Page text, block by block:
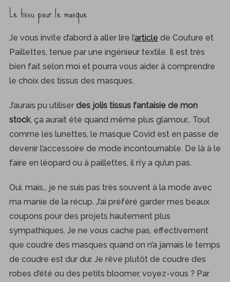
Le tissu pour le masque
Je vous invite d’abord à aller lire l’article de Couture et
Paillettes, tenue par une ingénieur textile. Il est très
bien fait selon moi et pourra vous aider à comprendre
le choix des tissus des masques.
J’aurais pu utiliser des jolis tissus fantaisie de mon
stock, ça aurait été quand même plus glamour… Tout
comme les lunettes, le masque Covid est en passe de
devenir l’accessoire de mode incontournable. De là à le
faire en léopard ou à paillettes, il n’y a qu’un pas.
Oui, mais… je ne suis pas très souvent à la mode avec
ma manie de la récup. J’ai préféré garder mes beaux
coupons pour des projets hautement plus
sympathiques. Je ne vous cache pas, effectivement
que coudre des masques quand on n’a jamais le temps
de coudre est dur dur. Je rêve plutôt de coudre des
robes d’été ou des petits bloomer, voyez-vous ? Par